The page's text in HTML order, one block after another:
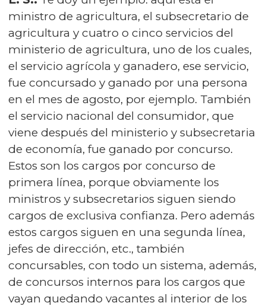
ministro de agricultura, el subsecretario de
agricultura y cuatro o cinco servicios del
ministerio de agricultura, uno de los cuales,
el servicio agrícola y ganadero, ese servicio,
fue concursado y ganado por una persona
en el mes de agosto, por ejemplo. También
el servicio nacional del consumidor, que
viene después del ministerio y subsecretaria
de economía, fue ganado por concurso.
Estos son los cargos por concurso de
primera línea, porque obviamente los
ministros y subsecretarios siguen siendo
cargos de exclusiva confianza. Pero además
estos cargos siguen en una segunda línea,
jefes de dirección, etc., también
concursables, con todo un sistema, además,
de concursos internos para los cargos que
vayan quedando vacantes al interior de los